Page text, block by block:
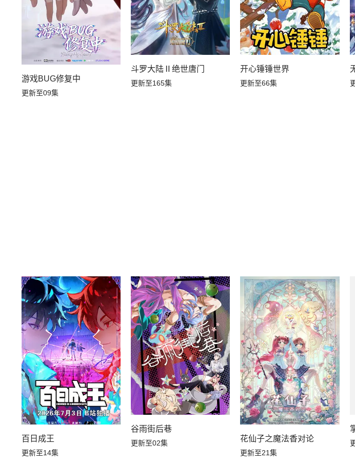
游戏BUG修复中
更新至09集
斗罗大陆Ⅱ绝世唐门
更新至165集
开心锤锤世界
更新至66集
百日成王
更新至14集
谷雨街后巷
更新至02集 花仙子之魔法香对论
更新至21集